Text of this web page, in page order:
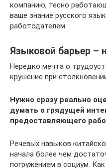
компанию, тесно
ваше знание русского
работодателем.
Языковой барьер –
Нередко мечта о
крушение при
Нужно сразу реально
думать о грядущей
предоставляющего
Речевых навыков
начала более чем
погружением в социум.